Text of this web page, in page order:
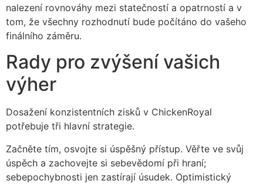
nalezení rovnováhy mezi statečností a opatrností a v
tom, že všechny rozhodnutí bude počítáno do vašeho
finálního záměru.
Rady pro zvýšení vašich
výher
Dosažení konzistentních zisků v ChickenRoyal
potřebuje tři hlavní strategie.
Začněte tím, osvojte si úspěšný přístup. Věřte ve svůj
úspěch a zachovejte si sebevědomí při hraní;
sebepochybnosti jen zastírají úsudek. Optimistický